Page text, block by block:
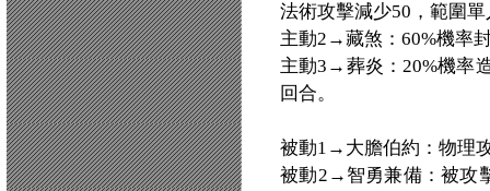
法術攻擊減少50，範圍
主動2→藏煞：60%機率
主動3→葬炎：20%機率
回合。
被動1→大膽伯約：物理
被動2→智勇兼備：被攻